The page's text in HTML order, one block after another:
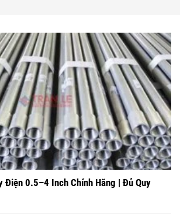
Điện 0.5–4 Inch Chính Hãng | Đủ Quy